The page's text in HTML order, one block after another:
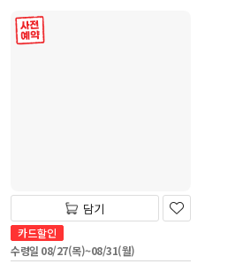
담기
카드할인
수령일 08/27(목)~08/31(월)